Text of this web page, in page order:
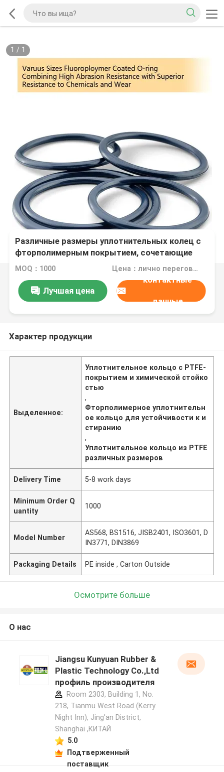
1 / 1
Различные размеры уплотнительных колец с
фторполимерным покрытием, сочетающие
высокую стойкость к истиранию с
превосходной устойчивостью к химическим
веществам и износу
MOQ：1000 Цена：лично переговорить
Лучшая цена
контактные
данные
Характер продукции
Выделенное:
Уплотнительное кольцо с PTFE-
покрытием и химической стойко
стью
,
Фторполимерное уплотнительн
ое кольцо для устойчивости к и
стиранию
,
Уплотнительное кольцо из PTFE
различных размеров
Delivery Time 5-8 work days
Minimum Order Q
uantity
1000
Model Number
AS568, BS1516, JISB2401, ISO3601, D
IN3771, DIN3869
Packaging Details PE inside , Carton Outside
Осмотрите больше
О нас
Jiangsu Kunyuan Rubber &
Plastic Technology Co.,Ltd
профиль производителя
Room 2303, Building 1, No.
218, Tianmu West Road (Kerry
Night Inn), Jing'an District,
Shanghai ,КИТАЙ
5.0
Подтверженный
поставщик